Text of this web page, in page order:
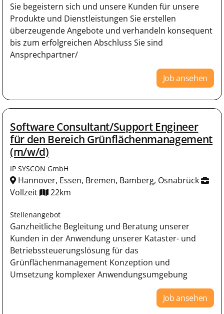
Sie begeistern sich und unsere Kunden für unsere
Produkte und Dienstleistungen Sie erstellen
überzeugende Angebote und verhandeln konsequent
bis zum erfolgreichen Abschluss Sie sind
Ansprechpartner/
Job ansehen
Software Consultant/Support Engineer
für den Bereich Grünflächenmanagement
(m/w/d)
IP SYSCON GmbH
Hannover, Essen, Bremen, Bamberg, Osnabrück
Vollzeit
22km
Stellenangebot
Ganzheitliche Begleitung und Beratung unserer
Kunden in der Anwendung unserer Kataster- und
Betriebssteuerungslösung für das
Grünflächenmanagement Konzeption und
Umsetzung komplexer Anwendungsumgebung
Job ansehen